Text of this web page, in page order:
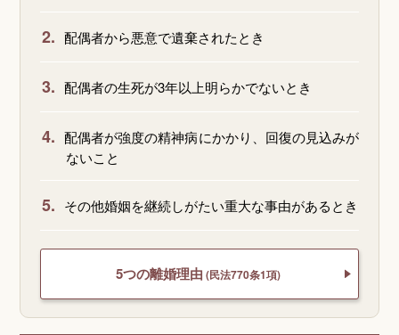
2. 配偶者から悪意で遺棄されたとき
3. 配偶者の生死が3年以上明らかでないとき
4. 配偶者が強度の精神病にかかり、回復の見込みが
ないこと
5. その他婚姻を継続しがたい重大な事由があるとき
5つの離婚理由 (民法770条1項)